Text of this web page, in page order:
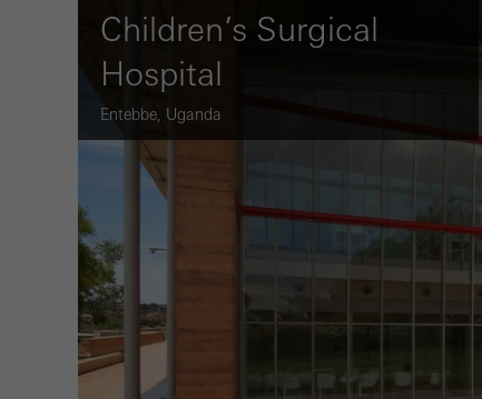
Children’s Surgical
Hospital
Entebbe, Uganda